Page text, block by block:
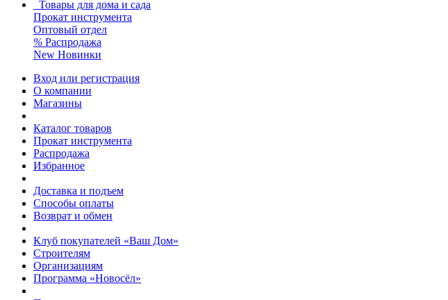
Товары для дома и сада
Прокат инструмента
Оптовый отдел
% Распродажа
New Новинки
Вход или регистрация
О компании
Магазины
Каталог товаров
Прокат инструмента
Распродажа
Избранное
Доставка и подъем
Способы оплаты
Возврат и обмен
Клуб покупателей «Ваш Дом»
Строителям
Организациям
Программа «Новосёл»